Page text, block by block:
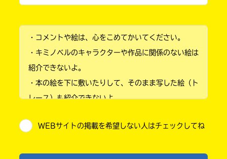
小学2年
小学4年
小学6年
中学1年
・コメントや絵は、心をこめてかいてください。
・キミノベルのキャラクターや作品に関係のない絵は
紹介できないよ。
・本の絵を下に敷いたりして、そのまま写した絵（ト
レース）も紹介できないよ。
・送ってからすぐには紹介されないので、待ってて
WEBサイトの掲載を希望しない人はチェックしてね